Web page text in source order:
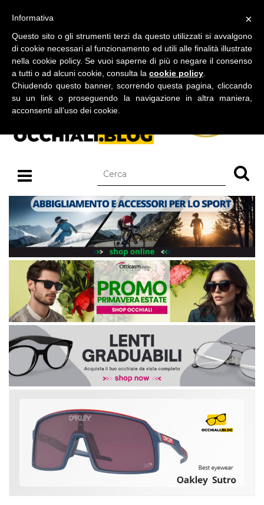
BLOG SU OCCHIALI DA SOLE E OCCHIALI DA VISTA
×
Informativa
Questo sito o gli strumenti terzi da questo utilizzati si avvalgono
di cookie necessari al funzionamento ed utili alle finalità illustrate
nella cookie policy. Se vuoi saperne di più o negare il consenso
a tutti o ad alcuni cookie, consulta la cookie policy
Chiudendo questo banner, scorrendo questa pagina, cliccando
su un link o proseguendo la navigazione in altra maniera,
acconsenti all’uso dei cookie.